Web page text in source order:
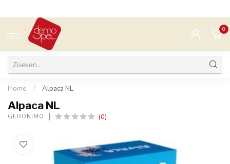
MENU
0
Home / Alpaca NL
Alpaca NL
GERONIMO (0)